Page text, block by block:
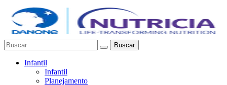
Buscar
Infantil
Infantil
Planejamento